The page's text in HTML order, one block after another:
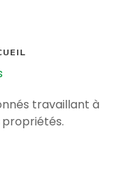
travaillant à